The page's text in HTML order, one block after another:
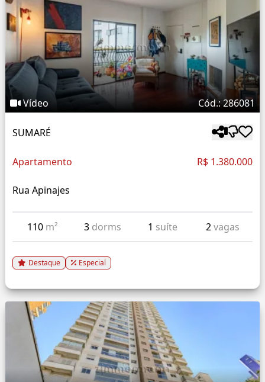
Vídeo Cód.: 286081
SUMARÉ
Apartamento R$ 1.380.000
Rua Apinajes
110 m² 3 dorms 1 suíte 2vagas
Destaque Especial